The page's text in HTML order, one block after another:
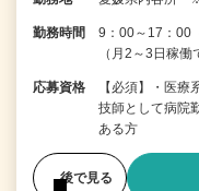
勤務時間
9：00～17：
（月2～3日稼
応募資格
【必須】・医
技師として病院
ある方
後で見る